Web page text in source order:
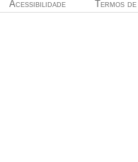
Termos
Acessibilidade